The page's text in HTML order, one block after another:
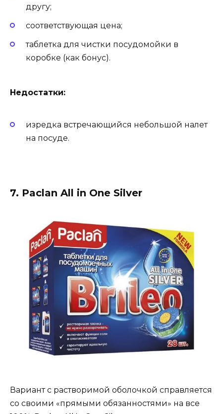
другу;
соответствующая цена;
таблетка для чистки посудомойки в
коробке (как бонус).
Недостатки:
изредка встречающийся небольшой налет
на посуде.
7. Paclan All in One Silver
Вариант с растворимой оболочкой справляется
со своими «прямыми обязанностями» на все